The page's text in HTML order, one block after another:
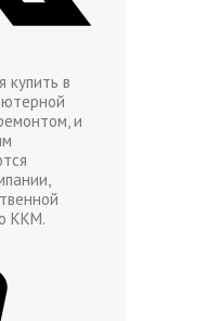
купить в
и
ККМ.